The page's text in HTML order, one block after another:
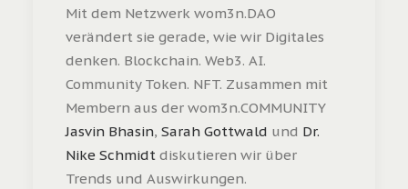
Mit dem Netzwerk wom3n.DAO
verändert sie gerade, wie wir Digitales
denken. Blockchain. Web3. AI.
Community Token. NFT. Zusammen mit
Membern aus der wom3n.COMMUNITY
Jasvin Bhasin, Sarah Gottwald und Dr.
Nike Schmidt diskutieren wir über
Trends und Auswirkungen.